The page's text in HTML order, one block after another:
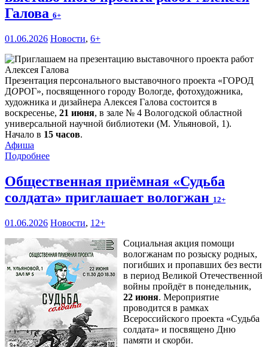
Галова 6+
01.06.2026 Новости, 6+
Презентация персонального выставочного проекта «ГОРОД
ДОРОГ», посвященного городу Вологде, фотохудожника,
художника и дизайнера Алексея Галова состоится в
воскресенье, 21 июня, в зале № 4 Вологодской областной
универсальной научной библиотеки (М. Ульяновой, 1).
Начало в 15 часов.
Афиша
Подробнее
Общественная приёмная «Судьба
солдата» приглашает вологжан 12+
01.06.2026 Новости, 12+
Социальная акция помощи
вологжанам по розыску родных,
погибших и пропавших без вести
в период Великой Отечественной
войны пройдёт в понедельник,
22 июня. Мероприятие
проводится в рамках
Всероссийского проекта «Судьба
солдата» и посвящено Дню
памяти и скорби.